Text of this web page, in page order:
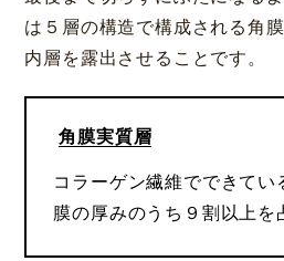
は５層の構造で構成される角
内層を露出させることです。
角膜実質層
コラーゲン繊維でできてい
膜の厚みのうち９割以上を